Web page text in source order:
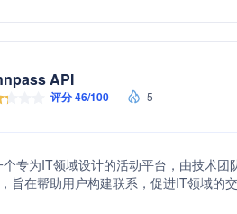
API
评分 46/100 5
专为IT领域设计的活动平台，由技术
旨在帮助用户构建联系，促进IT领域的